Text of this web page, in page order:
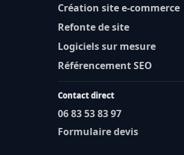
Création site e-commerce
Refonte de site
Logiciels sur mesure
Référencement SEO
Contact direct
06 83 53 83 97
Formulaire devis